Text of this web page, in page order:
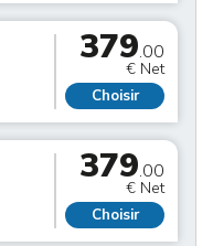
379.00
€ Net
Choisir
379.00
€ Net
Choisir